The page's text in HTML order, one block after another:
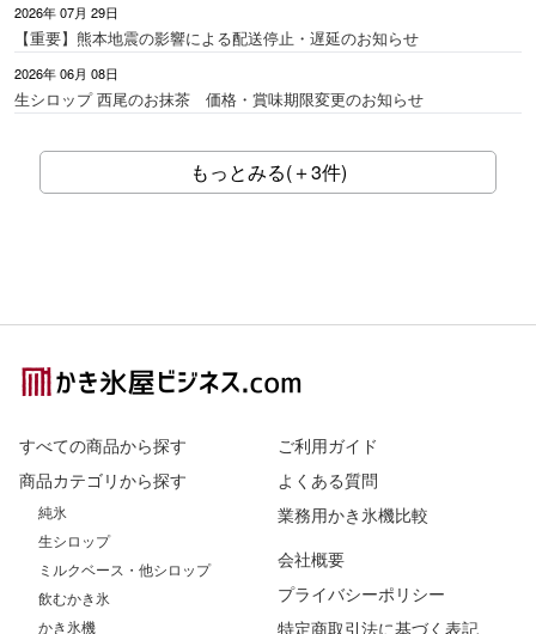
2026年 07月 29日
【重要】熊本地震の影響による配送停止・遅延のお知らせ
2026年 06月 08日
生シロップ 西尾のお抹茶 価格・賞味期限変更のお知らせ
もっとみる(＋3件)
Footer
すべての商品から探す
商品カテゴリから探す
純氷
生シロップ
ミルクベース・他シロップ
飲むかき氷
かき氷機
ご利用ガイド
よくある質問
業務用かき氷機比較
会社概要
プライバシーポリシー
特定商取引法に基づく表記